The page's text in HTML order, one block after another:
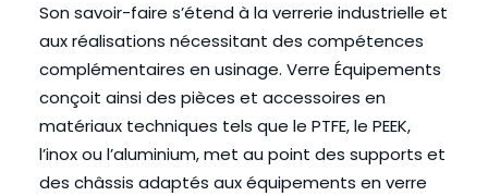
Son savoir-faire s’étend à la verrerie industrielle et
aux réalisations nécessitant des compétences
complémentaires en usinage. Verre Équipements
conçoit ainsi des pièces et accessoires en
matériaux techniques tels que le PTFE, le PEEK,
l’inox ou l’aluminium, met au point des supports et
des châssis adaptés aux équipements en verre